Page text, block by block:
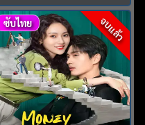
จบแล้ว
ซับไทย